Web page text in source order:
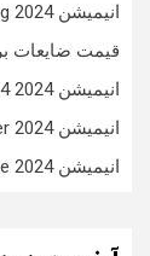
انیمیشن Hitpig 2024 هیتپیگ
قیمت ضایعات
انیمیشن Despicable Me 4 2024 من نفرت انگیز 4
انیمیشن Dragonkeeper 2024 نگهبان اژدها
انیمیشن The Garfield Movie 2024 گارفیلد